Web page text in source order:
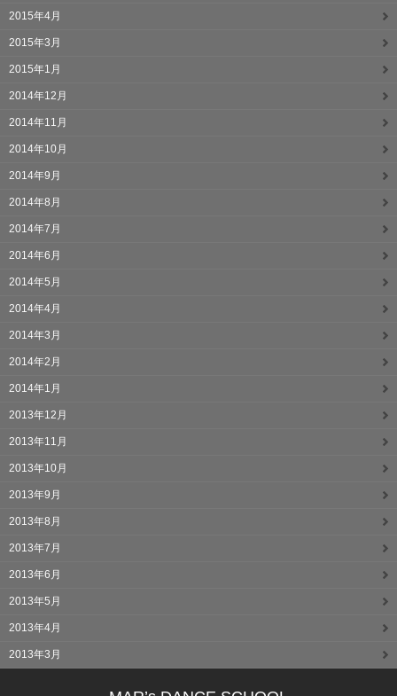
2015年4月
2015年3月
2015年1月
2014年12月
2014年11月
2014年10月
2014年9月
2014年8月
2014年7月
2014年6月
2014年5月
2014年4月
2014年3月
2014年2月
2014年1月
2013年12月
2013年11月
2013年10月
2013年9月
2013年8月
2013年7月
2013年6月
2013年5月
2013年4月
2013年3月